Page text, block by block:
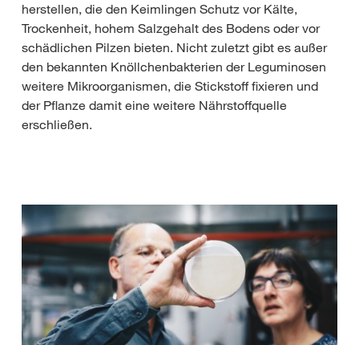
herstellen, die den Keimlingen Schutz vor Kälte,
Trockenheit, hohem Salzgehalt des Bodens oder vor
schädlichen Pilzen bieten. Nicht zuletzt gibt es außer
den bekannten Knöllchenbakterien der Leguminosen
weitere Mikroorganismen, die Stickstoff fixieren und
der Pflanze damit eine weitere Nährstoffquelle
erschließen.